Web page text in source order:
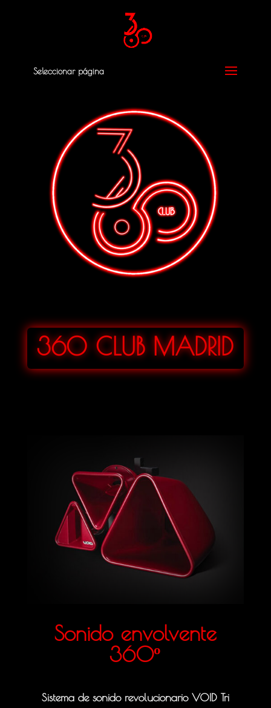
Seleccionar página
360 CLUB MADRID
Sonido envolvente
360º
Sistema de sonido revolucionario VOID Tri